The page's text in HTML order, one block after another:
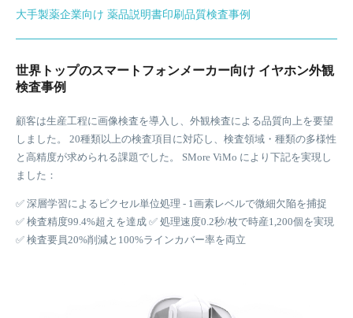
大手製薬企業向け 薬品説明書印刷品質検査事例
世界トップのスマートフォンメーカー向け イヤホン外観
検査事例
顧客は生産工程に画像検査を導入し、外観検査による品質向上を要望
しました。 20種類以上の検査項目に対応し、検査領域・種類の多様性
と高精度が求められる課題でした。 SMore ViMo により下記を実現し
ました：
✅ 深層学習によるピクセル単位処理 - 1画素レベルで微細欠陥を捕捉
✅ 検査精度99.4%超えを達成 ✅ 処理速度0.2秒/枚で時産1,200個を実現
✅ 検査要員20%削減と100%ラインカバー率を両立
電力電池カバーのシールリング全数外観検査案件 要件：シールリング
の有無/破損/位置ズレ、極性の正逆、アルミ線欠落、金属面の酸化。
これらの複合欠陥の検出し、不良品流出を阻止しました。コア課題は
「微細破損」「組付けズレ」など多様な欠陥形態への高精度対応でし
SMore ViMoにより下記を実現しました： ✅ 見逃し率0.05%（業界最低
水準） ✅ 過剰検出率1% ✅ 検査速度 1,500 UPH（時間当たり生産量）
する自動印刷欠陥検査を実現しました。 要件：正しい文字列である
か、印刷位置のズレ、低品質文字の識別精度。 コア課題：内容の動的
変化するため固定テンプレートによる検査ができない、印刷位置が変
動するため高精度に文字位置を特定する必要がある、文字かすれによ
SMore ViMoにより従来のテンプレートの問題を打破し、 NGサンプル
不要の迅速機種変更を実現しました。 20+ラインに展開されました。